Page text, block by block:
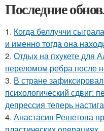
Последние
1. Когда беллуччи
и именно тогда она
2. Отдых на пхукете для
переломом ребра после
3. В стране
психологический сдвиг:
депрессия теперь
4. Анастасия Решетова